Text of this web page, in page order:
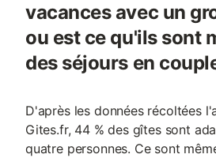
vacances avec un
ou est ce qu'ils sont
des séjours en
D'après les données récoltées
Gites.fr, 44 % des gîtes sont
quatre personnes. Ce sont